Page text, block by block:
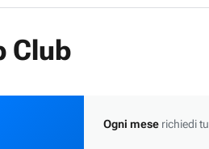
Club
Ogni meserichiedi